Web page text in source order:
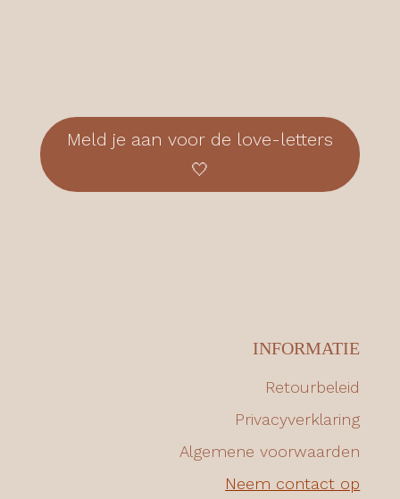
Meld je aan voor de love-letters
🤍
INFORMATIE
Retourbeleid
Privacyverklaring
Algemene voorwaarden
Neem contact op